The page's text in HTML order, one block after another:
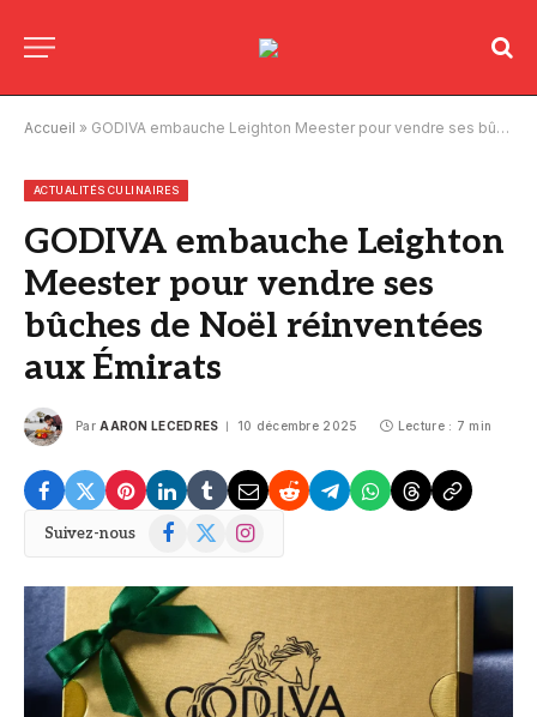
Accueil » GODIVA embauche Leighton Meester pour vendre ses bûches de Noël réinventées aux Émirats
ACTUALITÉS CULINAIRES
GODIVA embauche Leighton
Meester pour vendre ses
bûches de Noël réinventées
aux Émirats
Par AARON LECEDRES 10 décembre 2025 Lecture : 7 min
Suivez-nous Facebook
X
Instagram